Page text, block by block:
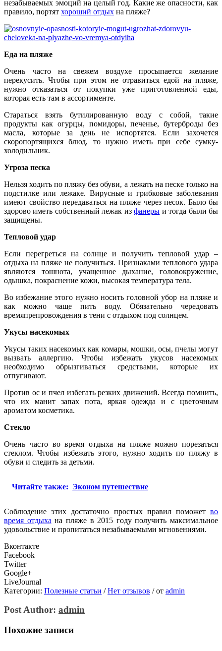
незабываемых эмоций на целый год. Какие же опасности, как
правило, портят хороший отдых на пляже?
Еда на пляже
Очень часто на свежем воздухе просыпается желание
перекусить. Чтобы при этом не отравиться едой на пляже,
нужно отказаться от покупки уже приготовленной еды,
которая есть там в ассортименте.
Стараться взять бутилированную воду с собой, такие
продукты как огурцы, помидоры, печенье, бутерброды без
масла, которые за день не испортятся. Если захочется
скоропортящихся блюд, то нужно иметь при себе сумку-
холодильник.
Угроза песка
Нельзя ходить по пляжу без обуви, а лежать на песке только на
подстилке или лежаке. Вирусные и грибковые заболевания
имеют свойство передаваться на пляже через песок. Было бы
здорово иметь собственный лежак изфанеры и тогда были бы
защищены.
Тепловой удар
Если перегреться на солнце и получить тепловой удар –
отдыха на пляже не получиться. Признаками теплового удара
являются тошнота, учащенное дыхание, головокружение,
одышка, покраснение кожи, высокая температура тела.
Во избежание этого нужно носить головной убор на пляже и
как можно чаще пить воду. Обязательно чередовать
времяпрепровождения в тени с отдыхом под солнцем.
Укусы насекомых
Укусы таких насекомых как комары, мошки, осы, пчелы могут
вызвать аллергию. Чтобы избежать укусов насекомых
необходимо обрызгиваться средствами, которые их
отпугивают.
Против ос и пчел избегать резких движений. Всегда помнить,
что их манит запах пота, яркая одежда и с цветочным
ароматом косметика.
Стекло
Очень часто во время отдыха на пляже можно порезаться
стеклом. Чтобы избежать этого, нужно ходить по пляжу в
обуви и следить за детьми.
Читайте также: Эконом путешествие
Соблюдение этих достаточно простых правил поможет во
время отдыха на пляже в 2015 году получить максимальное
удовольствие и пропитаться незабываемыми мгновениями.
Вконтакте
Facebook
Twitter
Google+
LiveJournal
Категории: Полезные статьи / Нет отзывов /от admin
Post Author: admin
Похожие записи